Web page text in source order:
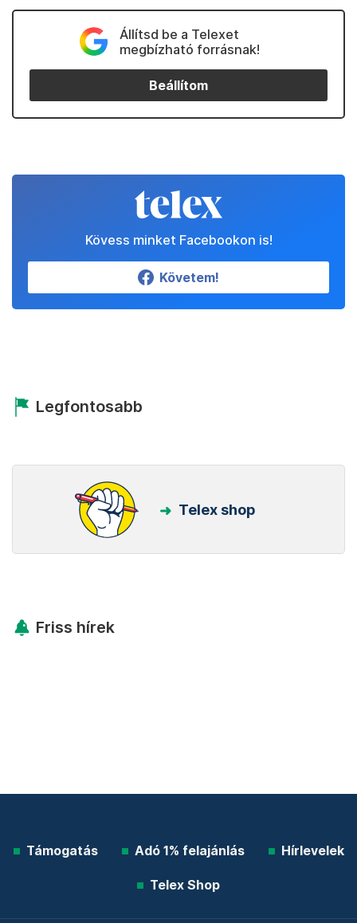
Állítsd be a Telexet
megbízható forrásnak!
Beállítom
Kövess minket Facebookon is!
Követem!
Legfontosabb
Telex shop
Friss hírek
Támogatás Adó 1% felajánlás Hírlevelek
Telex Shop